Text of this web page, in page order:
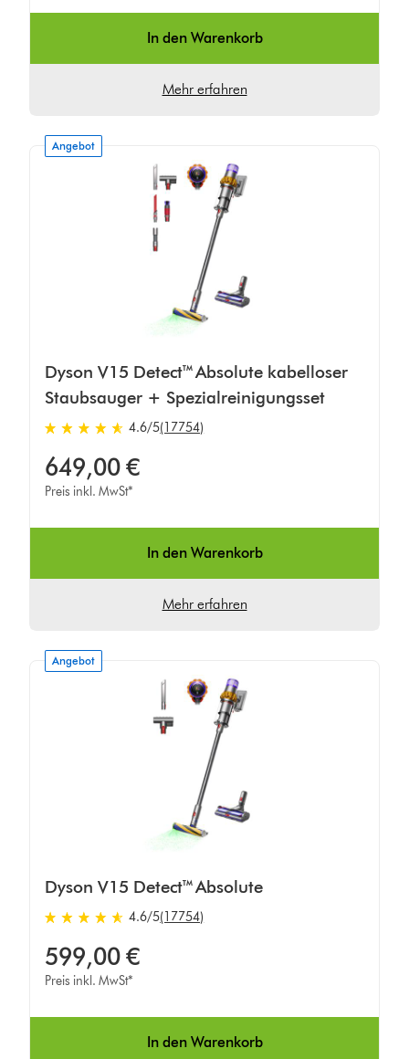
In den Warenkorb
Mehr erfahren
Angebot
Dyson V15 Detect™ Absolute kabelloser
Staubsauger + Spezialreinigungsset
4.6 von 5 Sternen in 17754 Bewertungen
4.6/5(17754)
649,00 €
Preis inkl. MwSt*
In den Warenkorb
Mehr erfahren
Angebot
Dyson V15 Detect™ Absolute
4.6 von 5 Sternen in 17754 Bewertungen
4.6/5(17754)
599,00 €
Preis inkl. MwSt*
In den Warenkorb